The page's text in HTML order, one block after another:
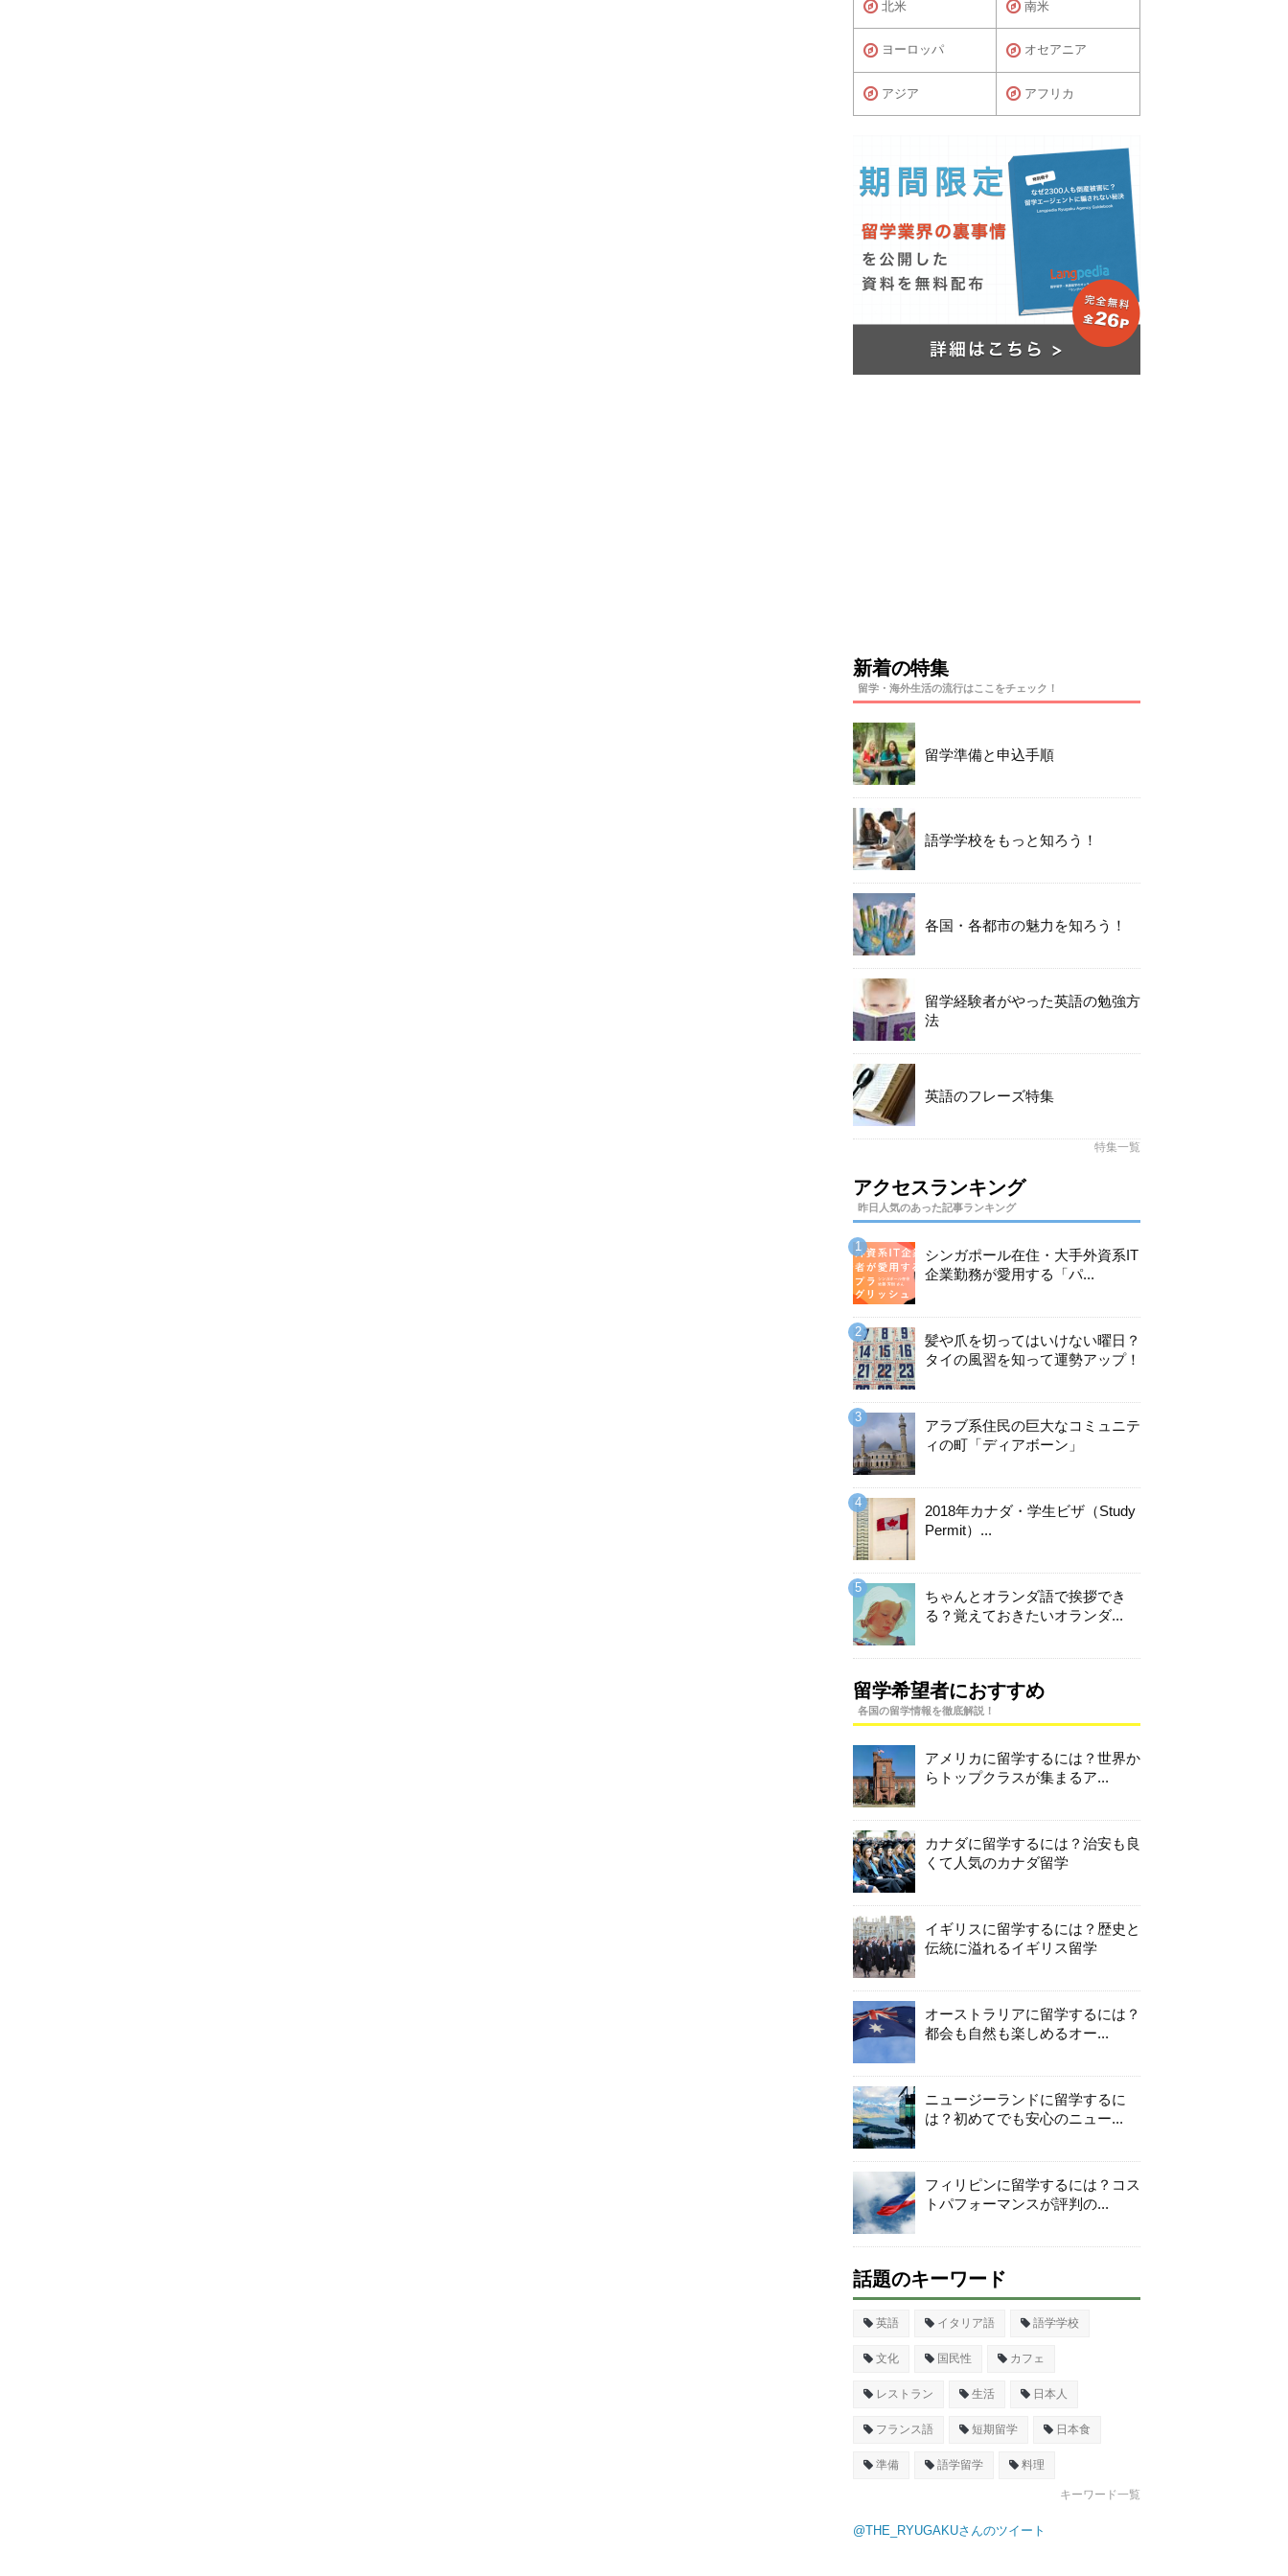
北米 南米
ヨーロッパ オセアニア
アジア アフリカ
新着の特集
留学・海外生活の流行はここをチェック！
留学準備と申込手順
語学学校をもっと知ろう！
各国・各都市の魅力を知ろう！
留学経験者がやった英語の勉強方
法
英語のフレーズ特集
特集一覧
アクセスランキング
昨日人気のあった記事ランキング
シンガポール在住・大手外資系IT
企業勤務が愛用する「パ...
髪や爪を切ってはいけない曜日？
タイの風習を知って運勢アップ！
アラブ系住民の巨大なコミュニテ
ィの町「ディアボーン」
2018年カナダ・学生ビザ（Study
Permit）...
ちゃんとオランダ語で挨拶でき
る？覚えておきたいオランダ...
留学希望者におすすめ
各国の留学情報を徹底解説！
アメリカに留学するには？世界か
らトップクラスが集まるア...
カナダに留学するには？治安も良
くて人気のカナダ留学
イギリスに留学するには？歴史と
伝統に溢れるイギリス留学
オーストラリアに留学するには？
都会も自然も楽しめるオー...
ニュージーランドに留学するに
は？初めてでも安心のニュー...
フィリピンに留学するには？コス
トパフォーマンスが評判の...
話題のキーワード
英語 イタリア語 語学学校
文化 国民性 カフェ
レストラン 生活 日本人
フランス語 短期留学 日本食
準備 語学留学 料理
キーワード一覧
@THE_RYUGAKUさんのツイート